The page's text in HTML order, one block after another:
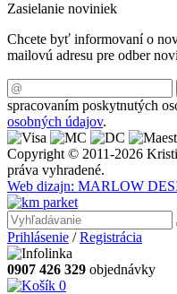
Zasielanie noviniek
Chcete byť informovaní o
mailovú adresu pre odber
spracovaním poskytnutých
osobných údajov.
Copyright © 2011-2026
práva vyhradené.
Web dizajn: MARLOW
Prihlásenie /Registrácia
0907 426 329 objednávky
0